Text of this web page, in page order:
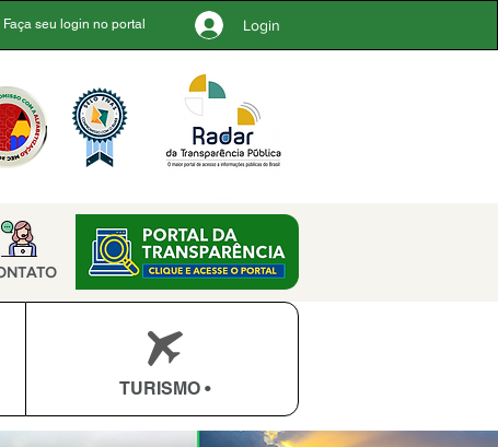
Faça seu login no portal Login
TURISMO •